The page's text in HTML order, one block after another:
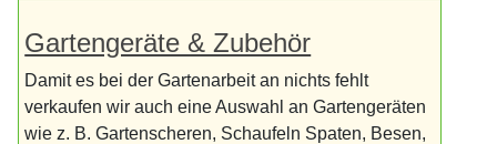
Gartengeräte & Zubehör
Damit es bei der Gartenarbeit an nichts fehlt
verkaufen wir auch eine Auswahl an Gartengeräten
wie z. B. Gartenscheren, Schaufeln Spaten, Besen,